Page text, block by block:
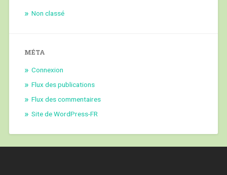
Non classé
MÉTA
Connexion
Flux des publications
Flux des commentaires
Site de WordPress-FR